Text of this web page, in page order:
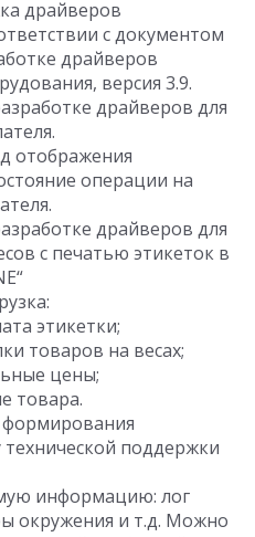
драйверов
с документом
драйверов
версия 3.9.
драйверов для
отображения
операции на
драйверов для
с печатью этикеток в
этикетки;
товаров на весах;
цены;
товара.
поддержки
информацию: лог
окружения и т.д. Можно